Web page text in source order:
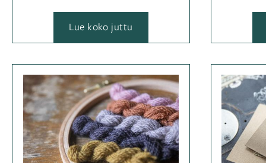
Lue koko juttu
Kukanpaikka
Paikankukka,
osa
3
Kategoriassa
JututAvainsanat
kirjonta,
kirjontaohje